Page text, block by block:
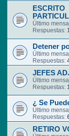
Último
Respuestas:
Detener
Último
Respuestas:
JEFES
Último
Respuestas:
¿ Se
Último
Respuestas:
RETIRO